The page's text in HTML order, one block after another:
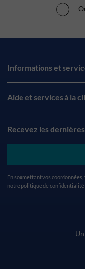
Informations et
Aide et services à la
Recevez les
En soumettant vos coordonnées,
notre politique de confidentialité